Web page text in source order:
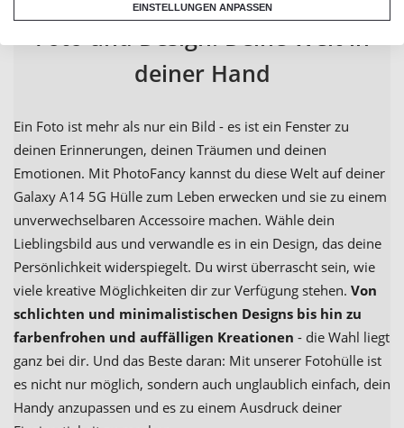
deiner Hand
Ein Foto ist mehr als nur ein Bild - es ist ein Fenster zu
deinen Erinnerungen, deinen Träumen und deinen
Emotionen. Mit PhotoFancy kannst du diese Welt auf deiner
Galaxy A14 5G Hülle zum Leben erwecken und sie zu einem
unverwechselbaren Accessoire machen. Wähle dein
Lieblingsbild aus und verwandle es in ein Design, das deine
Persönlichkeit widerspiegelt. Du wirst überrascht sein, wie
viele kreative Möglichkeiten dir zur Verfügung stehen. Von
schlichten und minimalistischen Designs bis hin zu
farbenfrohen und auffälligen Kreationen - die Wahl liegt
ganz bei dir. Und das Beste daran: Mit unserer Fotohülle ist
es nicht nur möglich, sondern auch unglaublich einfach, dein
Handy anzupassen und es zu einem Ausdruck deiner
EINSTELLUNGEN ANPASSEN